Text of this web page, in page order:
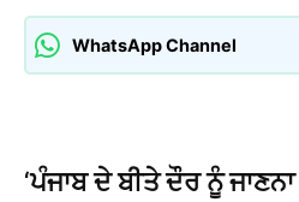
WhatsApp Channel
‘ਪੰਜਾਬ ਦੇ ਬੀਤੇ ਦੌਰ ਨੂੰ